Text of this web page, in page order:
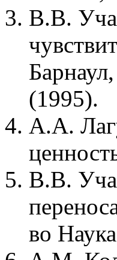
В.В.
(1995).
А.А.
В.В.
во